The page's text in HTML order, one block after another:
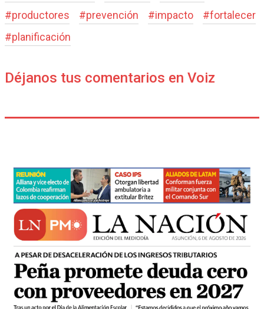
#productores #prevención #impacto #fortalecer
#planificación
Déjanos tus comentarios en Voiz